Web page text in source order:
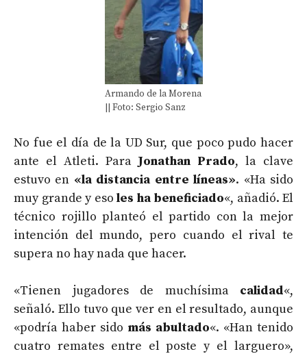
Armando de la Morena
|| Foto: Sergio Sanz
No fue el día de la UD Sur, que poco pudo hacer
ante el Atleti. Para Jonathan Prado, la clave
estuvo en «la distancia entre líneas». «Ha sido
muy grande y eso les ha beneficiado«, añadió. El
técnico rojillo planteó el partido con la mejor
intención del mundo, pero cuando el rival te
supera no hay nada que hacer.
«Tienen jugadores de muchísima calidad«,
señaló. Ello tuvo que ver en el resultado, aunque
«podría haber sido más abultado«. «Han tenido
cuatro remates entre el poste y el larguero»,